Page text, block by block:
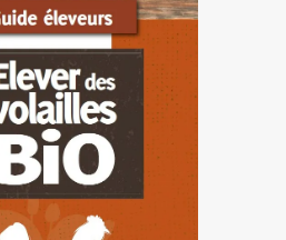
DES
BIO (2018)
à tous ceux
créer ou
leur atelier volailles
parcours,
Un chapitre est